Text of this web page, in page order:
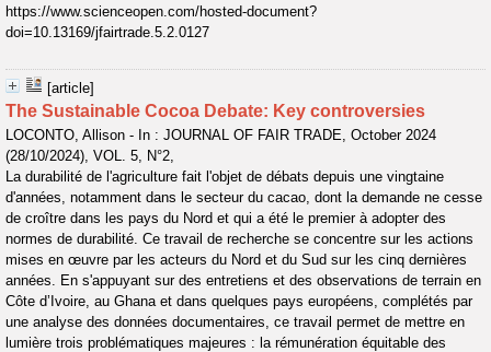
https://www.scienceopen.com/hosted-document?
doi=10.13169/jfairtrade.5.2.0127
[article]
The Sustainable Cocoa Debate: Key controversies
LOCONTO, Allison - In : JOURNAL OF FAIR TRADE, October 2024
(28/10/2024), VOL. 5, N°2,
La durabilité de l'agriculture fait l'objet de débats depuis une vingtaine
d'années, notamment dans le secteur du cacao, dont la demande ne cesse
de croître dans les pays du Nord et qui a été le premier à adopter des
normes de durabilité. Ce travail de recherche se concentre sur les actions
mises en œuvre par les acteurs du Nord et du Sud sur les cinq dernières
années. En s'appuyant sur des entretiens et des observations de terrain en
Côte d’Ivoire, au Ghana et dans quelques pays européens, complétés par
une analyse des données documentaires, ce travail permet de mettre en
lumière trois problématiques majeures : la rémunération équitable des